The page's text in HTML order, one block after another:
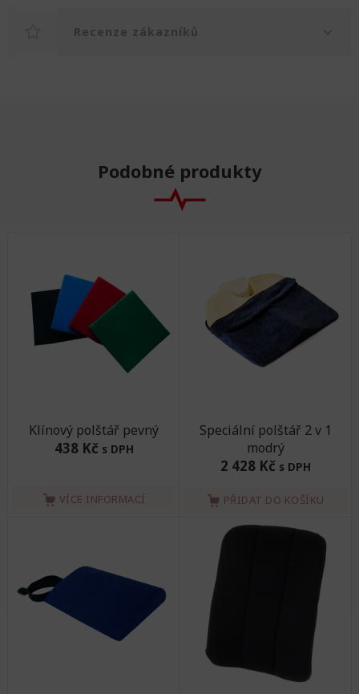
Recenze zákazníků
Podobné produkty
Klínový polštář pevný
438 Kč s DPH
VÍCE INFORMACÍ
Speciální polštář 2 v 1
modrý
2 428 Kč s DPH
PŘIDAT DO KOŠÍKU